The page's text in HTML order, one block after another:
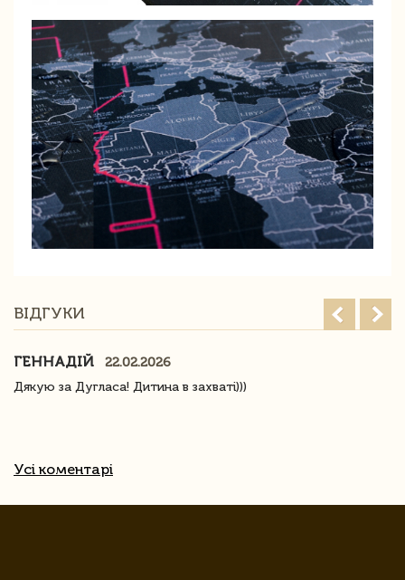
ВІДГУКИ
ГЕННАДІЙ
22.02.2026
Дякую за Дугласа! Дитина в захваті)))
Усі коментарі